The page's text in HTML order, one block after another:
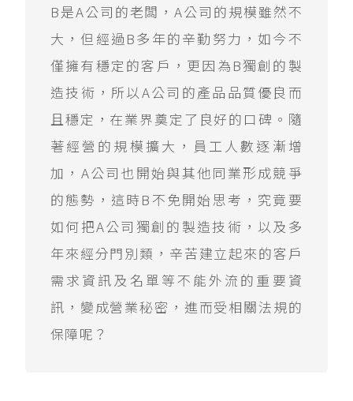
B是A公司的老闆，A公司的規模雖然不
大，但經過B多年的辛勤努力，如今不
僅擁有穩定的客戶，更因為B獨創的製
造技術，所以A公司的產品品質優良而
且穩定，在業界奠定了良好的口碑。隨
著經營的規模擴大，員工人數逐漸增
加，A公司也開始與其他同業形成競爭
的態勢，這時B不免開始思考，究竟要
如何把A公司獨創的製造技術，以及多
年來經分門別類，辛苦建立起來的客戶
需求資訊及名單等不能外流的重要資
訊，變成營業秘密，進而受相關法規的
保障呢？